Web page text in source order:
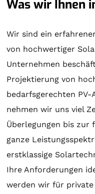
Was wir Ihnen
Wir sind ein
von hochwertiger
Unternehmen
Projektierung von
bedarfsgerechten PV-
nehmen wir uns viel
Überlegungen bis zur
ganze
erstklassige
Ihre Anforderungen
werden wir für